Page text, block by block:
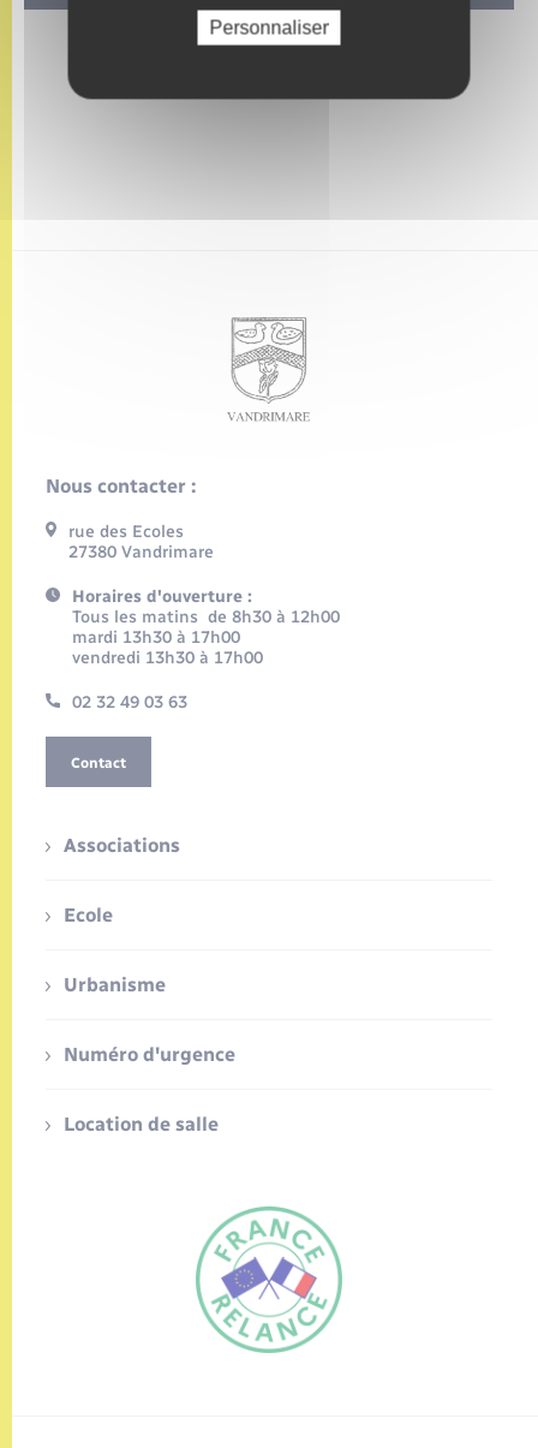
FR
Nous contacter :
rue des Ecoles
27380 Vandrimare
Horaires d'ouverture :
Tous les matins de 8h30 à 12h00
mardi 13h30 à 17h00
vendredi 13h30 à 17h00
02 32 49 03 63
Contact
Associations
Ecole
Urbanisme
Numéro d'urgence
Location de salle
Personnaliser